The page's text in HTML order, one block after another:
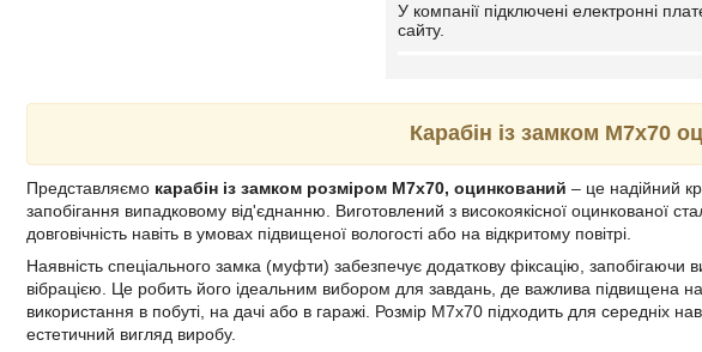
У компанії підключені електронні
сайту.
Карабін із замком М7х70
Представляємо карабін із замком розміром М7х70, оцинкований – це надійний
запобігання випадковому від'єднанню. Виготовлений з високоякісної оцинкованої
довговічність навіть в умовах підвищеної вологості або на відкритому повітрі.
Наявність спеціального замка (муфти) забезпечує додаткову фіксацію,
вібрацією. Це робить його ідеальним вибором для завдань, де важлива підвищена
використання в побуті, на дачі або в гаражі. Розмір М7х70 підходить для середніх
естетичний вигляд виробу.